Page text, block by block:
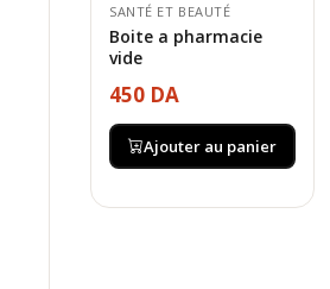
SANTÉ ET BEAUTÉ
Boite a pharmacie
vide
450 DA
Ajouter au panier